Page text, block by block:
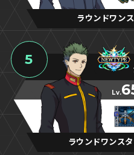
ラウンドワン
5
Lv.
ラウンドワンス